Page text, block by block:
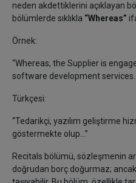
neden akdettiklerini açıklayan
bölümlerde sıklıkla “Whereas”
Örnek:
“Whereas, the Supplier is
software development
Türkçesi:
“Tedarikçi, yazılım geliştirme
göstermekte olup…”
Recitals bölümü, sözleşmenin
doğrudan borç doğurmaz;